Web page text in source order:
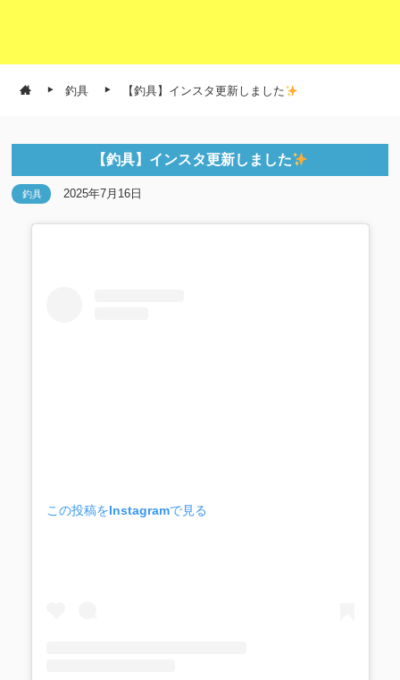
釣具 【釣具】インスタ更新しました
【釣具】インスタ更新しました
釣具 2025年7月16日
この投稿をInstagramで見る